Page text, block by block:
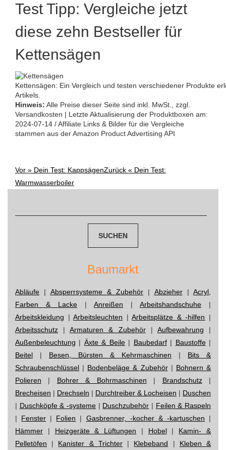
Test Tipp: Vergleiche jetzt
diese zehn Bestseller für
Kettensägen
Kettensägen: Ein Vergleich und testen verschiedener Produkte
Artikels.
Hinweis: Alle Preise dieser Seite sind inkl. MwSt., zzgl.
Versandkosten | Letzte Aktualisierung der Produktboxen am:
2024-07-14 / Affiliate Links & Bilder für die Vergleiche
stammen aus der Amazon Product Advertising API
Post
Vor » Dein Test: KappsägenZurück « Dein Test:
Warmwasserboiler
Baumarkt
Abläufe | Absperrsysteme & Zubehör | Abzieher| Acryl,
Farben & Lacke | Anreißen | Arbeitshandschuhe |
Arbeitskleidung |Arbeitsleuchten |Arbeitsplätze & -hilfen |
Arbeitsschutz |Armaturen & Zubehör| Aufbewahrung |
Außenbeleuchtung | Äxte & Beile| Baubedarf| Baustoffe|
Beitel | Besen, Bürsten & Kehrmaschinen | Bits &
Schraubenschlüssel | Bodenbeläge & Zubehör| Bohnern &
Polieren | Bohrer & Bohrmaschinen | Brandschutz|
Brecheisen | Drechseln | Durchtreiber & Locheisen | Duschen
| Duschköpfe & -systeme | Duschzubehör | Feilen & Raspeln
| Fenster | Folien | Gasbrenner, -kocher & -kartuschen |
Hämmer | Heizgeräte & Lüftungen | Hobel| Kamin- &
Pelletöfen | Kanister & Trichter| Klebeband | Kleben &